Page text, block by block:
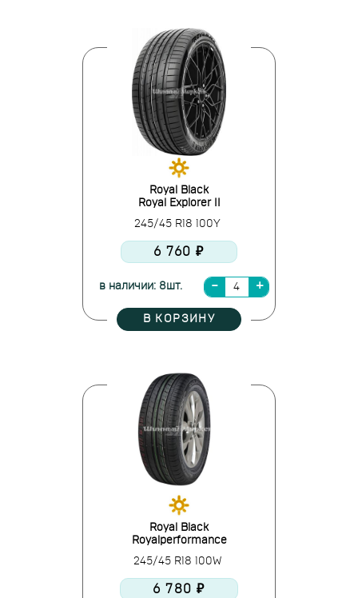
Royal Black
Royal Explorer II
245/45 R18 100Y
6 760 ₽
в наличии: 8шт.
В КОРЗИНУ
Royal Black
Royalperformance
245/45 R18 100W
6 780 ₽